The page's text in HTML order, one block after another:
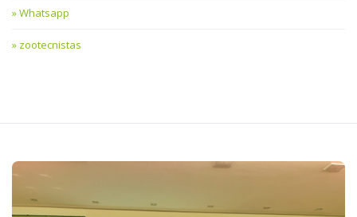
Whatsapp
zootecnistas